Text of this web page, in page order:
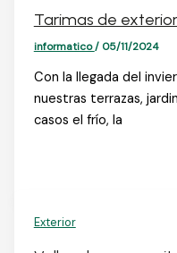
Tarimas de
informatico/ 05/11/2024
Con la llegada del
nuestras terrazas,
casos el frío, la
Exterior